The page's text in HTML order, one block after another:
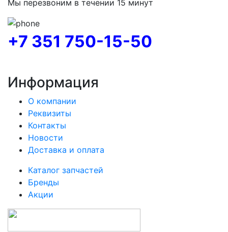
Мы перезвоним в течении 15 минут
+7 351 750-15-50
Информация
О компании
Реквизиты
Контакты
Новости
Доставка и оплата
Каталог запчастей
Бренды
Акции